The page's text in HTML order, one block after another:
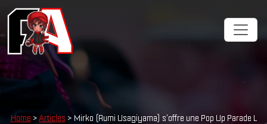
Home > Articles > Mirko (Rumi Usagiyama) s'offre une Pop Up Parade L
Cookies management panel